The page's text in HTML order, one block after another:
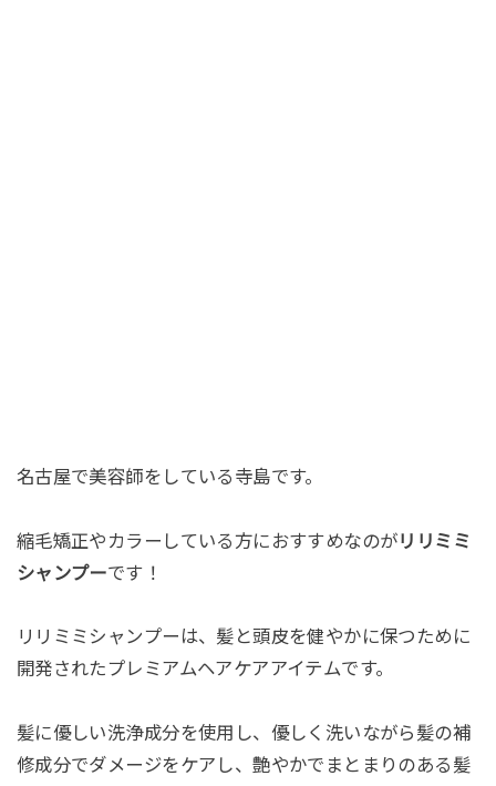
名古屋で美容師をしている寺島です。
縮毛矯正やカラーしている方におすすめなのがリリミミ
シャンプーです！
リリミミシャンプーは、髪と頭皮を健やかに保つために
開発されたプレミアムヘアケアアイテムです。
髪に優しい洗浄成分を使用し、優しく洗いながら髪の補
修成分でダメージをケアし、艶やかでまとまりのある髪